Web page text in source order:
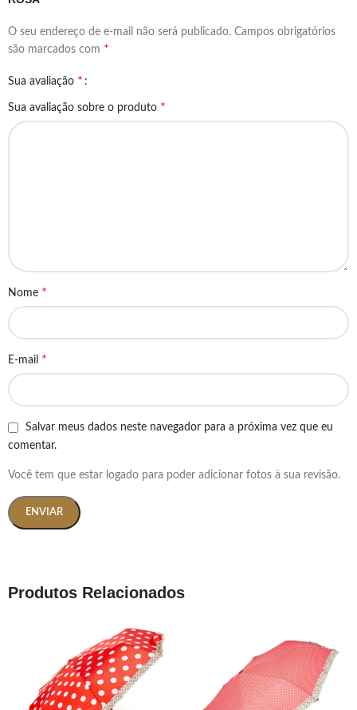
O seu endereço de e-mail não será publicado. Campos obrigatórios
são marcados com *
Sua avaliação *
Sua avaliação sobre o produto *
Nome *
E-mail *
Salvar meus dados neste navegador para a próxima vez que eu
comentar.
Você tem que estar logado para poder adicionar fotos à sua revisão.
Produtos Relacionados